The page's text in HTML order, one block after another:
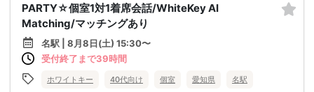
PARTY☆個室1対1着席会話/WhiteKey AI
Matching/マッチングあり
名駅 | 8月8日(土) 15:30〜
受付終了まで39時間
ホワイトキー 40代向け 個室 愛知県 名駅